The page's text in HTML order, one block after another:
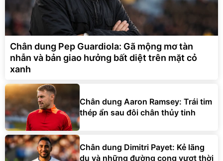
Chân dung Pep Guardiola: Gã mộng mơ tàn
nhẫn và bản giao hưởng bất diệt trên mặt cỏ
xanh
Chân dung Aaron Ramsey: Trái tim
thép ẩn sau đôi chân thủy tinh
Chân dung Dimitri Payet: Kẻ lãng
du và những đường cong vượt thời